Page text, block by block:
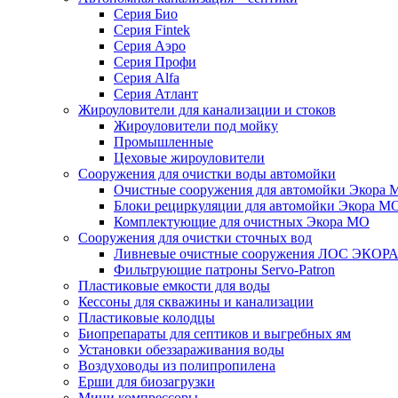
Серия Био
Серия Fintek
Серия Аэро
Серия Профи
Серия Alfa
Серия Атлант
Жироуловители для канализации и стоков
Жироуловители под мойку
Промышленные
Цеховые жироуловители
Сооружения для очистки воды автомойки
Очистные сооружения для автомойки Экора
Блоки рециркуляции для автомойки Экора
Комплектующие для очистных Экора МО
Сооружения для очистки сточных вод
Ливневые очистные сооружения ЛОС ЭКОРА
Фильтрующие патроны Servo-Patron
Пластиковые емкости для воды
Кессоны для скважины и канализации
Пластиковые колодцы
Биопрепараты для септиков и выгребных ям
Установки обеззараживания воды
Воздуховоды из полипропилена
Ерши для биозагрузки